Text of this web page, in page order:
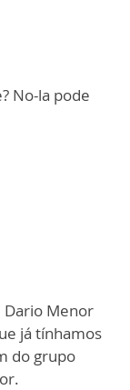
No-la pode
Dario Menor
já tínhamos
do grupo